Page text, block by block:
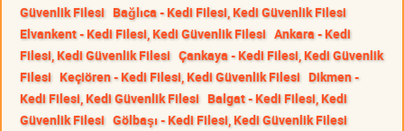
Güvenlik Filesi Bağlıca - Kedi Filesi, Kedi Güvenlik Filesi
Elvankent - Kedi Filesi, Kedi Güvenlik Filesi Ankara - Kedi
Filesi, Kedi Güvenlik Filesi Çankaya - Kedi Filesi, Kedi Güvenlik
Filesi Keçiören - Kedi Filesi, Kedi Güvenlik Filesi Dikmen -
Kedi Filesi, Kedi Güvenlik Filesi Balgat - Kedi Filesi, Kedi
Güvenlik Filesi Gölbaşı - Kedi Filesi, Kedi Güvenlik Filesi